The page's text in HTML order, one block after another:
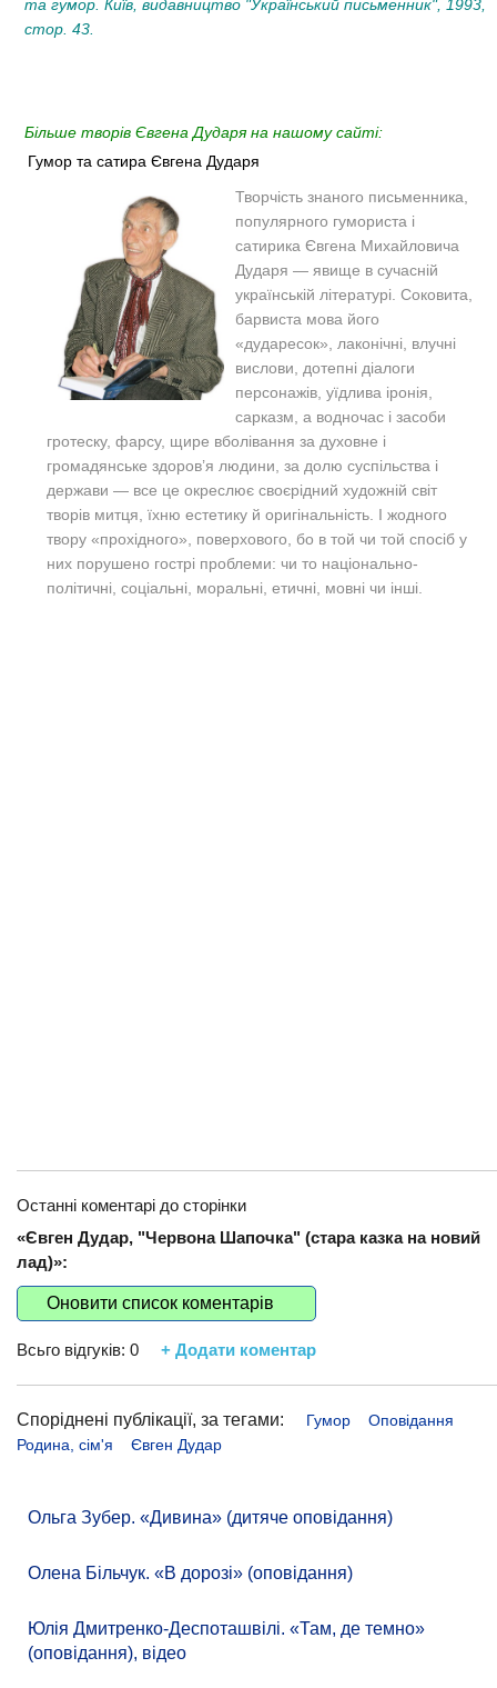
та гумор. Київ, видавництво "Український письменник", 1993,
стор. 43.
Більше творів Євгена Дударя на нашому сайті:
Гумор та сатира Євгена Дударя
Творчість знаного письменника,
популярного гумориста і
сатирика Євгена Михайловича
Дударя — явище в сучасній
українській літературі. Соковита,
барвиста мова його
«дударесок», лаконічні, влучні
вислови, дотепні діалоги
персонажів, уїдлива іронія,
сарказм, а водночас і засоби
гротеску, фарсу, щире вболівання за духовне і
громадянське здоров’я людини, за долю суспільства і
держави — все це окреслює своєрідний художній світ
творів митця, їхню естетику й оригінальність. І жодного
твору «прохідного», поверхового, бо в той чи той спосіб у
них порушено гострі проблеми: чи то національно-
політичні, соціальні, моральні, етичні, мовні чи інші.
Останні коментарі до сторінки
«Євген Дудар, "Червона Шапочка" (стара казка на новий
лад)»:
Оновити список коментарів
Всьго відгуків: 0 + Додати коментар
Споріднені публікації, за тегами: Гумор
Оповідання
Родина, сім'я
Євген Дудар
Ольга Зубер. «Дивина» (дитяче оповідання)
Олена Більчук. «В дорозі» (оповідання)
Юлія Дмитренко-Деспоташвілі. «Там, де темно»
(оповідання), відео